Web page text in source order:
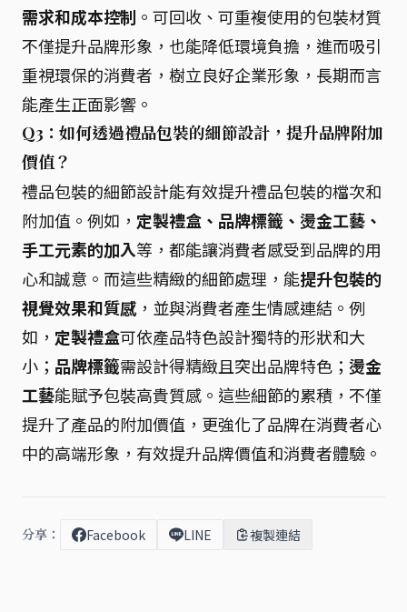
需求和成本控制 。可回收、可重複使用的包裝材質
不僅提升品牌形象，也能降低環境負擔，進而吸引
重視環保的消費者，樹立良好企業形象，長期而言
能產生正面影響。
Q3：如何透過禮品包裝的細節設計，提升品牌附加
價值？
禮品包裝的細節設計能有效提升禮品包裝的檔次和
附加值。例如， 定製禮盒、品牌標籤、燙金工藝、
手工元素的加入等，都能讓消費者感受到品牌的用
心和誠意。而這些精緻的細節處理，能提升包裝的
視覺效果和質感，並與消費者產生情感連結。例
如， 定製禮盒可依產品特色設計獨特的形狀和大
小； 品牌標籤需設計得精緻且突出品牌特色； 燙金
工藝能賦予包裝高貴質感。這些細節的累積，不僅
提升了產品的附加價值，更強化了品牌在消費者心
中的高端形象，有效提升品牌價值和消費者體驗。
分享： Facebook LINE 複製連結